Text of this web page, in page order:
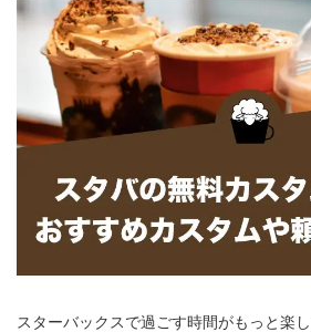
スターバックスで過ごす時間がもっと楽